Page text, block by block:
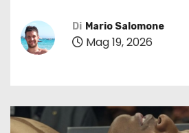
Di Mario Salomone
Mag 19, 2026